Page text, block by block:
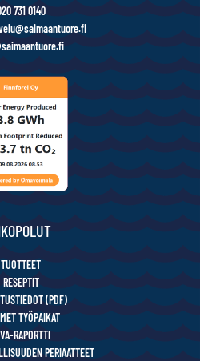
731 0140
TUOTTEET
RESEPTIT
(PDF)
TYÖPAIKAT
RAPORTTI
PERIAATTEET